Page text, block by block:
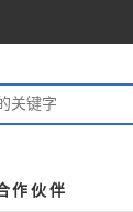
作伙伴